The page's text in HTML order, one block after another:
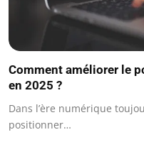
Comment améliorer le
en 2025 ?
Dans l’ère numérique
positionner…